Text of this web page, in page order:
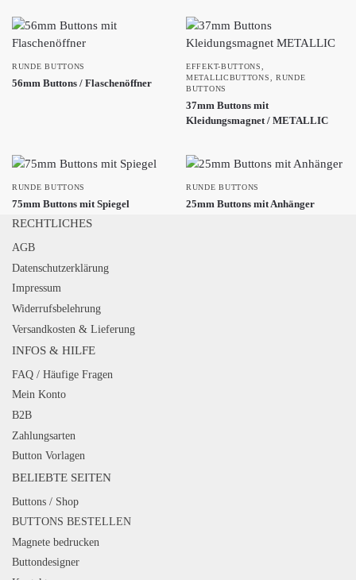
RUNDE BUTTONS
56mm Buttons / Flaschenöffner
EFFEKT-BUTTONS,
METALLICBUTTONS, RUNDE
BUTTONS
37mm Buttons mit
Kleidungsmagnet / METALLIC
RUNDE BUTTONS
75mm Buttons mit Spiegel
RUNDE BUTTONS
25mm Buttons mit Anhänger
RECHTLICHES
AGB
Datenschutzerklärung
Impressum
Widerrufsbelehrung
Versandkosten & Lieferung
INFOS & HILFE
FAQ / Häufige Fragen
Mein Konto
B2B
Zahlungsarten
Button Vorlagen
BELIEBTE SEITEN
Buttons / Shop
BUTTONS BESTELLEN
Magnete bedrucken
Buttondesigner